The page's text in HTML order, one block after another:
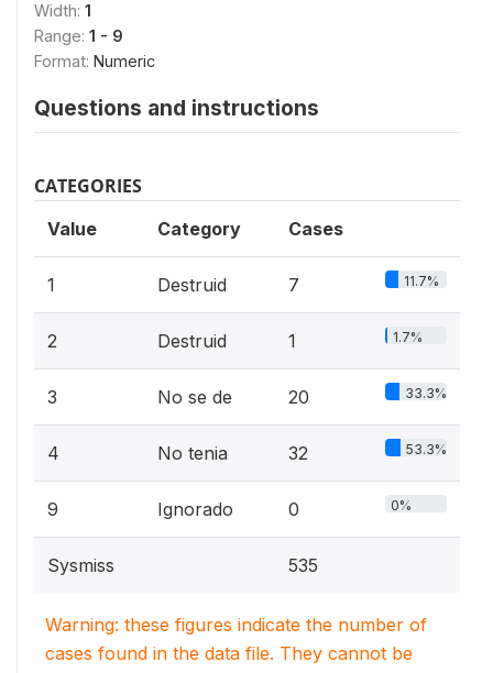
Width: 1
Range: 1 - 9
Format: Numeric
Questions and instructions
CATEGORIES
Value Category Cases
1 Destruid 7 11.7%
2 Destruid 1 1.7%
3 No se de 20 33.3%
4 No tenia 32 53.3%
9 Ignorado 0 0%
Sysmiss 535
Warning: these figures indicate the number of
cases found in the data file. They cannot be